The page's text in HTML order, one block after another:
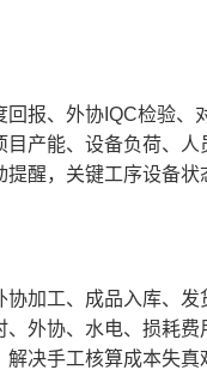
报、外协IQC检验、
产能、设备负荷、人
醒，关键工序设备状
加工、成品入库、发
外协、水电、损耗费
决手工核算成本失真